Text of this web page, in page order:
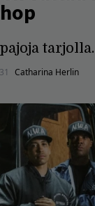
tarjolla.
Catharina Herlin